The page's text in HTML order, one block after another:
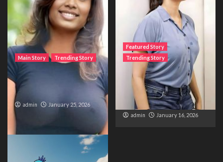
Main Story Trending Story
The Bride from the
Accident
admin January 25, 2026
Featured Story
Trending Story
The Silent Wait – A Life
Trapped Between
Distance and Duty
admin January 16, 2026